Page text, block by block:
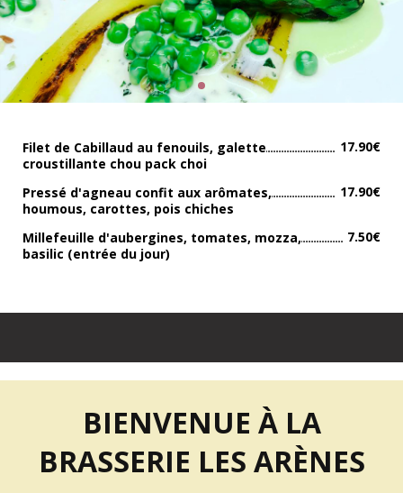
Filet de Cabillaud au fenouils, galette
croustillante chou pack choi
17.90€
Pressé d'agneau confit aux arômates,
houmous, carottes, pois chiches
17.90€
Millefeuille d'aubergines, tomates, mozza,
basilic (entrée du jour)
7.50€
BIENVENUE À LA
BRASSERIE LES ARÈNES